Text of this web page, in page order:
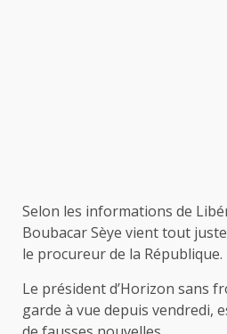
Selon les informations de
Boubacar Sèye vient tout
le procureur de la République.
Le président d’Horizon sans
garde à vue depuis vendredi,